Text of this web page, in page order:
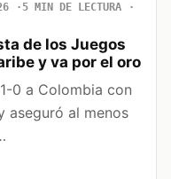
5 MIN DE LECTURA
de los Juegos
y va por el oro
0 a Colombia con
aseguró al menos